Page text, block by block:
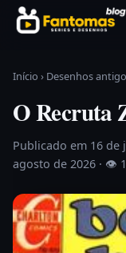
Pular para o conteúdo
Início › Desenhos
O Recruta
Publicado em 16 de
agosto de 2026 · 👁